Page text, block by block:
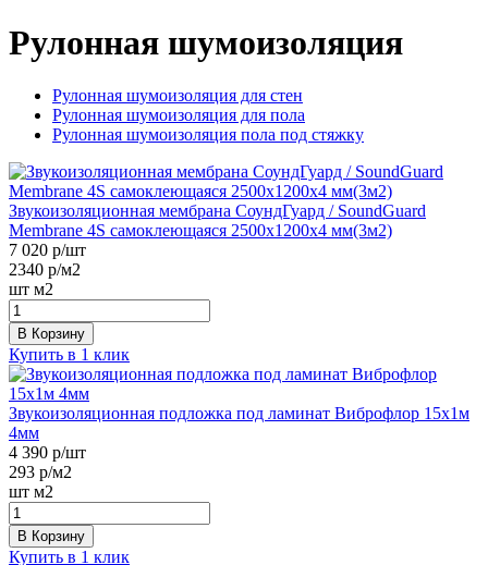
Рулонная шумоизоляция
Рулонная шумоизоляция для стен
Рулонная шумоизоляция для пола
Рулонная шумоизоляция пола под стяжку
Звукоизоляционная мембрана СоундГуард / SoundGuard
Membrane 4S самоклеющаяся 2500х1200х4 мм(3м2)
7 020 р/шт
2340 р/м2
шт м2
В Корзину
Купить в 1 клик
Звукоизоляционная подложка под ламинат Виброфлор 15х1м
4мм
4 390 р/шт
293 р/м2
шт м2
В Корзину
Купить в 1 клик